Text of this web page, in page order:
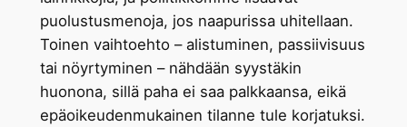
puolustusmenoja, jos naapurissa uhitellaan.
Toinen vaihtoehto – alistuminen, passiivisuus
tai nöyrtyminen – nähdään syystäkin
huonona, sillä paha ei saa palkkaansa, eikä
epäoikeudenmukainen tilanne tule korjatuksi.